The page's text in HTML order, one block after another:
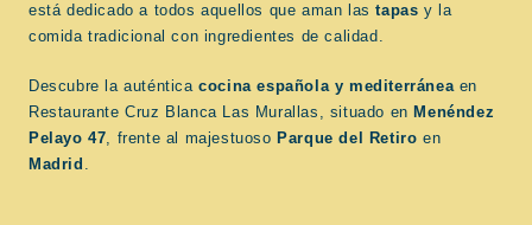
está dedicado a todos aquellos que aman lastapasy la
comida tradicional con ingredientes de calidad.
Descubre la auténticacocina española y mediterráneaen
Restaurante Cruz Blanca Las Murallas, situado en Menéndez
Pelayo 47, frente al majestuoso Parque del Retiro en
Madrid .